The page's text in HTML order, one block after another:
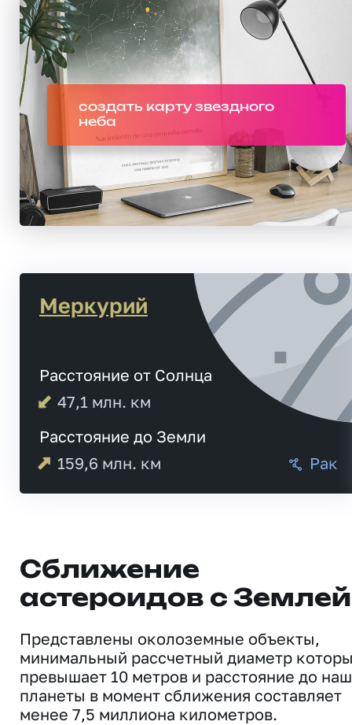
создать карту звездного
неба
Меркурий
Расстояние от Солнца
47,1 млн. км
Расстояние до Земли
159,6 млн. км Рак
Сближение
астероидов с Землей
Представлены околоземные объекты,
минимальный рассчетный диаметр
превышает 10 метров и расстояние до
планеты в момент сближения составляет
менее 7,5 миллиона километров.